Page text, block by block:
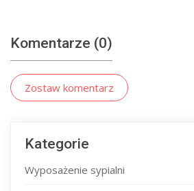
Komentarze (0)
Zostaw komentarz
Kategorie
Wyposażenie sypialni